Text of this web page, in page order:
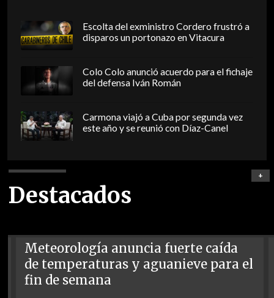
Escolta del exministro Cordero frustró a
disparos un portonazo en Vitacura
Colo Colo anunció acuerdo para el fichaje
del defensa Iván Román
Carmona viajó a Cuba por segunda vez
este año y se reunió con Díaz-Canel
Destacados
+
Meteorología anuncia fuerte caída
de temperaturas y aguanieve para el
fin de semana